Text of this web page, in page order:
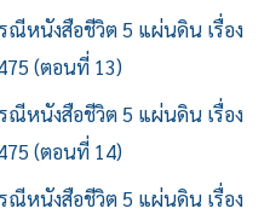
หนังสือชีวิต 5 แผ่นดิน เรื่อง
(ตอนที่ 13)
หนังสือชีวิต 5 แผ่นดิน เรื่อง
(ตอนที่ 14)
หนังสือชีวิต 5 แผ่นดิน เรื่อง